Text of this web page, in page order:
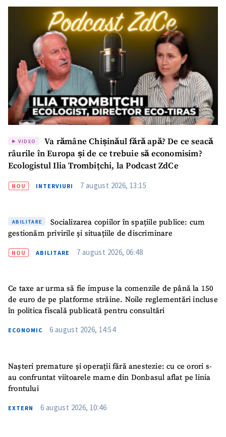
SUSȚINE
VIDEO
Va rămâne Chișinăul fără apă? De ce seacă
râurile în Europa și de ce trebuie să economisim?
Ecologistul Ilia Trombițchi, la Podcast ZdCe
NOU INTERVIURI 7 august 2026, 13:15
ABILITARE
Socializarea copiilor în spațiile publice: cum
gestionăm privirile și situațiile de discriminare
NOU ABILITARE 7 august 2026, 06:48
Ce taxe ar urma să fie impuse la comenzile de până la 150
de euro de pe platforme străine. Noile reglementări incluse
în politica fiscală publicată pentru consultări
ECONOMIC 6 august 2026, 14:54
Nașteri premature și operații fără anestezie: cu ce orori s-
au confruntat viitoarele mame din Donbasul aflat pe linia
frontului
EXTERN 6 august 2026, 10:46